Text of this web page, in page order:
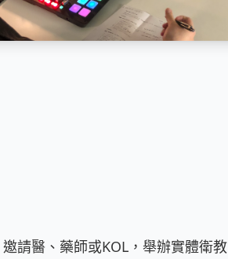
請醫、藥師或KOL，舉辦實體衛教